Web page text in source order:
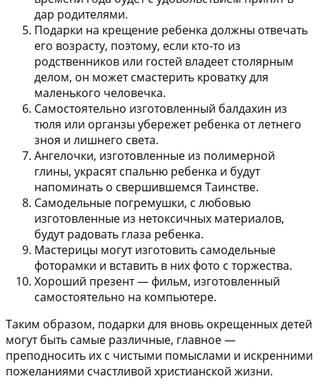
дар родителями.
Подарки на крещение ребенка должны отвечать
его возрасту, поэтому, если кто-то из
родственников или гостей владеет столярным
делом, он можетсмастерить кроваткудля
маленького человечка.
Самостоятельно изготовленный балдахин из
тюля или органзы убережет ребенка от летнего
зноя и лишнего света.
Ангелочки, изготовленные из полимерной
глины, украсят спальню ребенка и будут
напоминать о свершившемся Таинстве.
Самодельные погремушки, с любовью
изготовленные из нетоксичных материалов,
будут радовать глаза ребенка.
Мастерицы могут изготовить самодельные
фоторамки и вставить в них фото с торжества.
Хороший презент — фильм, изготовленный
самостоятельно на компьютере.
Таким образом, подарки для вновь окрещенных детей
могут быть самые различные, главное —
преподносить их с чистыми помыслами и искренними
пожеланиями счастливой христианской жизни.